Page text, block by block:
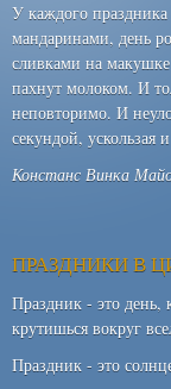
У каждого
мандаринами, день
сливками на
пахнут молоком. И
неповторимо. И
секундой, ускользая
Констанс Винка
ПРАЗДНИКИ В
Праздник - это день,
крутишься вокруг
Праздник - это